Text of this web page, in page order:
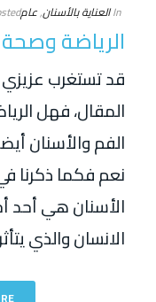
Inالعناية بالأسنان,عام
الرياضة
قد تستغرب
المقال، فهل
الفم والأسنان
نعم فكما ذكرنا
الأسنان هي أحد
الانسان والذي